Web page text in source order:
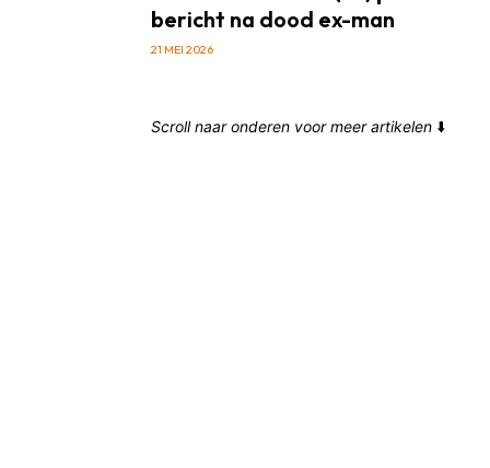
bericht na dood ex-man
21 MEI 2026
Scroll naar onderen voor meer artikelen ⬇️